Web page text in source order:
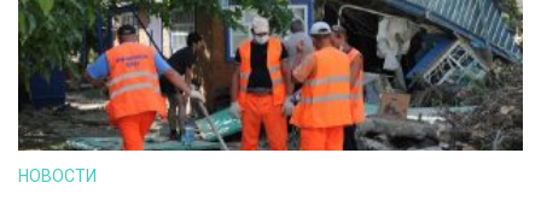
НОВОСТИ